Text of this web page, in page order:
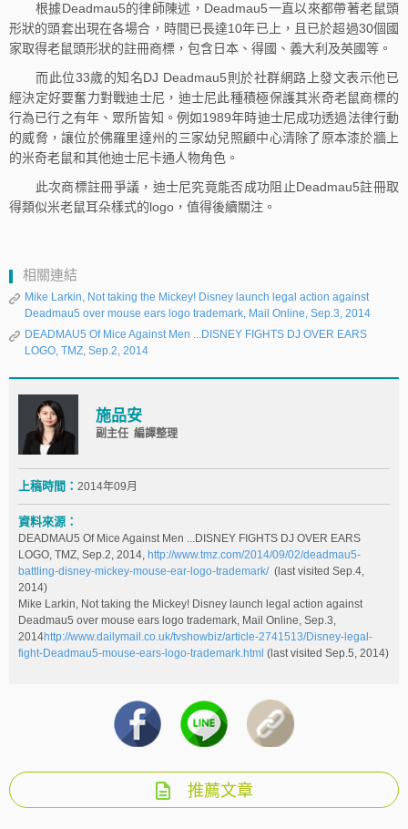
根據Deadmau5的律師陳述，Deadmau5一直以來都帶著老鼠頭
形狀的頭套出現在各場合，時間已長達10年已上，且已於超過30個國
家取得老鼠頭形狀的註冊商標，包含日本、得國、義大利及英國等。
而此位33歲的知名DJ Deadmau5則於社群網路上發文表示他已
經決定好要奮力對戰迪士尼，迪士尼此種積極保護其米奇老鼠商標的
行為已行之有年、眾所皆知。例如1989年時迪士尼成功透過法律行動
的威脅，讓位於佛羅里達州的三家幼兒照顧中心清除了原本漆於牆上
的米奇老鼠和其他迪士尼卡通人物角色。
此次商標註冊爭議，迪士尼究竟能否成功阻止Deadmau5註冊取
得類似米老鼠耳朵樣式的logo，值得後續關注。
相關連結
Mike Larkin, Not taking the Mickey! Disney launch legal action against
Deadmau5 over mouse ears logo trademark, Mail Online, Sep.3, 2014
DEADMAU5 Of Mice Against Men ...DISNEY FIGHTS DJ OVER EARS
LOGO, TMZ, Sep.2, 2014
施品安
副主任 編譯整理
上稿時間： 2014年09月
資料來源：
DEADMAU5 Of Mice Against Men ...DISNEY FIGHTS DJ OVER EARS
LOGO, TMZ, Sep.2, 2014, http://www.tmz.com/2014/09/02/deadmau5-
battling-disney-mickey-mouse-ear-logo-trademark/(last visited Sep.4,
2014)
Mike Larkin, Not taking the Mickey! Disney launch legal action against
Deadmau5 over mouse ears logo trademark, Mail Online, Sep.3,
2014http://www.dailymail.co.uk/tvshowbiz/article-2741513/Disney-legal-
fight-Deadmau5-mouse-ears-logo-trademark.html (last visited Sep.5, 2014)
推薦文章